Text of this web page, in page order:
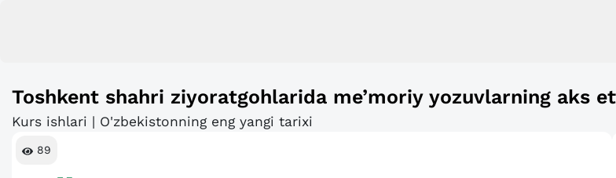
Toshkent shahri ziyoratgohlarida me’moriy yozuvlarning aks
Kurs ishlari | O'zbekistonning eng yangi tarixi
89